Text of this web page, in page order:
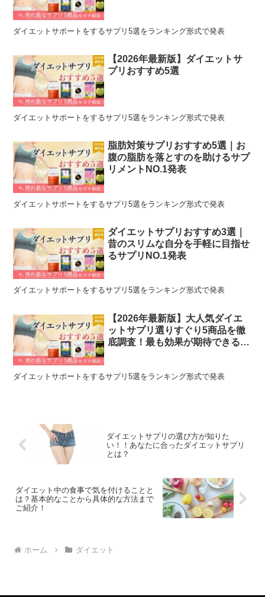
ダイエットサポートをするサプリ5選をランキング形式で発表
【2026年最新版】ダイエットサ
プリおすすめ5選
ダイエットサポートをするサプリ5選をランキング形式で発表
脂肪対策サプリおすすめ5選｜お
腹の脂肪を落とすのを助けるサプ
リメントNO.1発表
ダイエットサポートをするサプリ5選をランキング形式で発表
ダイエットサプリおすすめ3選｜
昔のスリムな自分を手軽に目指せ
るサプリNO.1発表
ダイエットサポートをするサプリ5選をランキング形式で発表
【2026年最新版】大人気ダイエ
ットサプリ選りすぐり5商品を徹
底調査！最も効果が期待できるの
ダイエットサポートをするサプリ5選をランキング形式で発表
ダイエットサプリの選び方が知りた
い！！あなたに合ったダイエットサプリ
とは？
ダイエット中の食事で気を付けることと
は？基本的なことから具体的な方法まで
ご紹介！
ホーム ダイエット